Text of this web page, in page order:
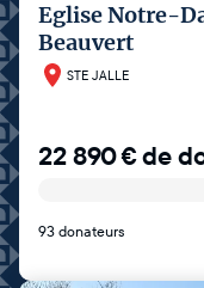
Eglise Notre-
Beauvert
STE JALLE
22 890€de
93 donateurs